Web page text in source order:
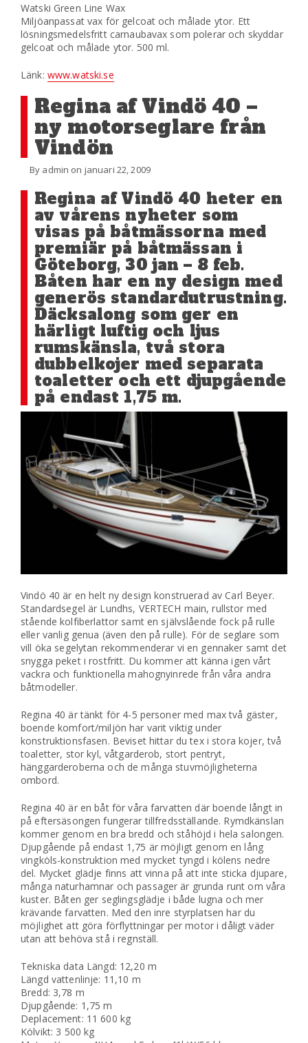
Watski Green Line Wax
Miljöanpassat vax för gelcoat och målade ytor. Ett
lösningsmedelsfritt carnaubavax som polerar och skyddar
gelcoat och målade ytor. 500 ml.
Länk: www.watski.se
Regina af Vindö 40 –
ny motorseglare från
Vindön
By admin on januari 22, 2009
Regina af Vindö 40 heter en
av vårens nyheter som
visas på båtmässorna med
premiär på båtmässan i
Göteborg, 30 jan – 8 feb.
Båten har en ny design med
generös standardutrustning.
Däcksalong som ger en
härligt luftig och ljus
rumskänsla, två stora
dubbelkojer med separata
toaletter och ett djupgående
på endast 1,75 m.
Vindö 40 är en helt ny design konstruerad av Carl Beyer.
Standardsegel är Lundhs, VERTECH main, rullstor med
stående kolfiberlattor samt en självslående fock på rulle
eller vanlig genua (även den på rulle). För de seglare som
vill öka segelytan rekommenderar vi en gennaker samt det
snygga peket i rostfritt. Du kommer att känna igen vårt
vackra och funktionella mahognyinrede från våra andra
båtmodeller.
Regina 40 är tänkt för 4-5 personer med max två gäster,
boende komfort/miljön har varit viktig under
konstruktionsfasen. Beviset hittar du tex i stora kojer, två
toaletter, stor kyl, våtgarderob, stort pentryt,
hänggarderoberna och de många stuvmöjligheterna
ombord.
Regina 40 är en båt för våra farvatten där boende långt in
på eftersäsongen fungerar tillfredsställande. Rymdkänslan
kommer genom en bra bredd och ståhöjd i hela salongen.
Djupgående på endast 1,75 är möjligt genom en lång
vingköls-konstruktion med mycket tyngd i kölens nedre
del. Mycket glädje finns att vinna på att inte sticka djupare,
många naturhamnar och passager är grunda runt om våra
kuster. Båten ger seglingsglädje i både lugna och mer
krävande farvatten. Med den inre styrplatsen har du
möjlighet att göra förflyttningar per motor i dåligt väder
utan att behöva stå i regnställ.
Tekniska data Längd: 12,20 m
Längd vattenlinje: 11,10 m
Bredd: 3,78 m
Djupgående: 1,75 m
Deplacement: 11 600 kg
Kölvikt: 3 500 kg